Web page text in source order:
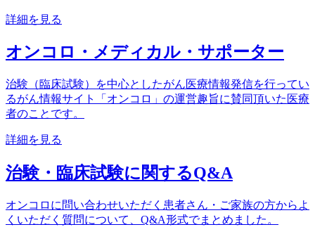
詳細を見る
オンコロ・メディカル・サポーター
治験（臨床試験）を中心としたがん医療情報発信を行ってい
るがん情報サイト「オンコロ」の運営趣旨に賛同頂いた医療
者のことです。
詳細を見る
治験・臨床試験に関するQ&A
オンコロに問い合わせいただく患者さん・ご家族の方からよ
くいただく質問について、Q&A形式でまとめました。